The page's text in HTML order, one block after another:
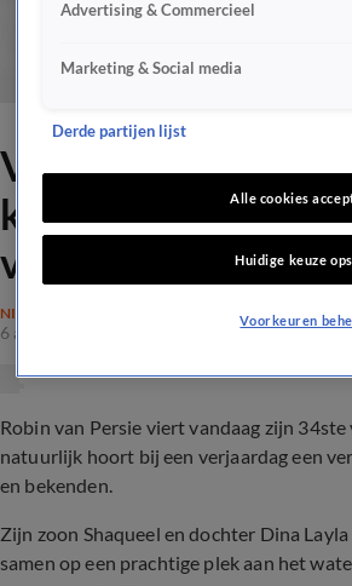
VIDEO: Robin van
krijgt prachtige
verjaardag
NIEUWS
6 aug 2017, 17:54
Robin van Persie viert vandaag zijn 34ste
natuurlijk hoort bij een verjaardag een
en bekenden.
Zijn zoon Shaqueel en dochter Dina
samen op een prachtige plek aan het
Advertising & Commercieel
Marketing & Social media
Derde partijen lijst
Alle cookies
Huidige keuze
Voorkeuren